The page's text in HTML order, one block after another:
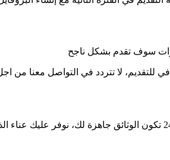
سوف تقدم بشكل ناجح
لا تتردد في التواصل معنا من